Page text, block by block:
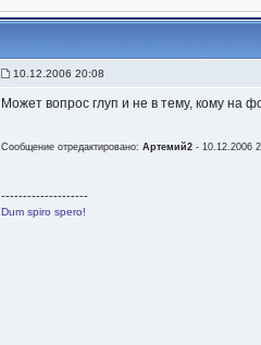
10.12.2006 20:08
Может вопрос глуп и не в тему, кому на
Сообщение отредактировано: Артемий2- 10.12.2006
--------------------
Dum spiro spero!